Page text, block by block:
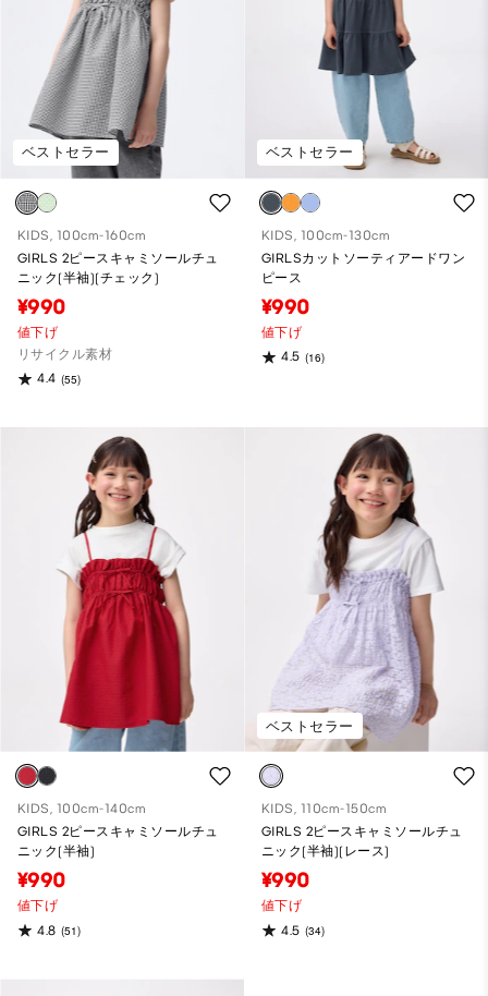
ベストセラー
KIDS, 100cm-160cm
GIRLS 2ピースキャミソールチュ
ニック(半袖)(チェック)
¥990
値下げ
リサイクル素材
4.4 (55)
ベストセラー
KIDS, 100cm-130cm
GIRLSカットソーティアードワン
ピース
¥990
値下げ
4.5 (16)
KIDS, 100cm-140cm
GIRLS 2ピースキャミソールチュ
ニック(半袖)
¥990
値下げ
4.8 (51)
ベストセラー
KIDS, 110cm-150cm
GIRLS 2ピースキャミソールチュ
ニック(半袖)(レース)
¥990
値下げ
4.5 (34)